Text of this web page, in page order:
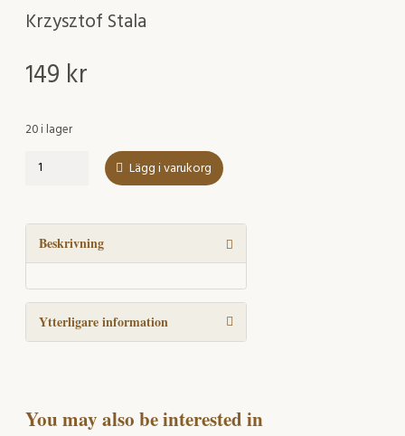
Krzysztof Stala
149 kr
20 i lager
The
the
Modern
Identity
mängd
Lägg i varukorg
Beskrivning
Ytterligare information
You may also be interested in